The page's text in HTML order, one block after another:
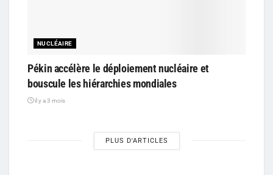
NUCLÉAIRE
Pékin accélère le déploiement nucléaire et
bouscule les hiérarchies mondiales
il y a 3 mois
PLUS D'ARTICLES